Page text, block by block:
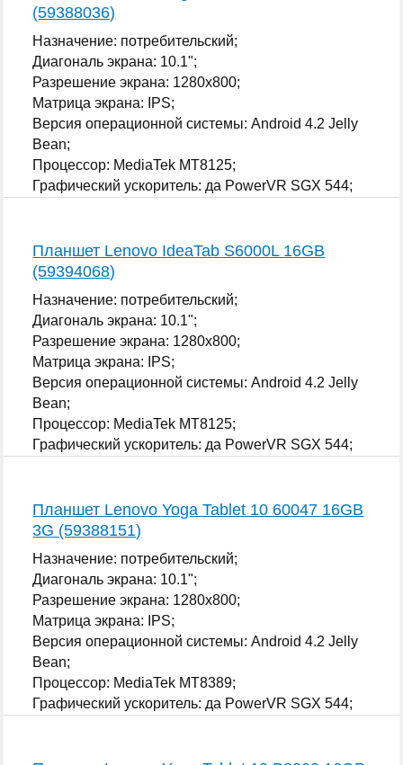
(59388036)
Назначение: потребительский;
Диагональ экрана: 10.1";
Разрешение экрана: 1280x800;
Матрица экрана: IPS;
Версия операционной системы: Android 4.2 Jelly
Bean;
Процессор: MediaTek MT8125;
Графический ускоритель: да PowerVR SGX 544;
Планшет Lenovo IdeaTab S6000L 16GB
(59394068)
Назначение: потребительский;
Диагональ экрана: 10.1";
Разрешение экрана: 1280x800;
Матрица экрана: IPS;
Версия операционной системы: Android 4.2 Jelly
Bean;
Процессор: MediaTek MT8125;
Графический ускоритель: да PowerVR SGX 544;
Планшет Lenovo Yoga Tablet 10 60047 16GB
3G (59388151)
Назначение: потребительский;
Диагональ экрана: 10.1";
Разрешение экрана: 1280x800;
Матрица экрана: IPS;
Версия операционной системы: Android 4.2 Jelly
Bean;
Процессор: MediaTek MT8389;
Графический ускоритель: да PowerVR SGX 544;